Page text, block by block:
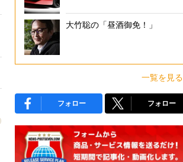
大竹聡の「昼酒御免！」
一覧を見る
フォロー フォロー